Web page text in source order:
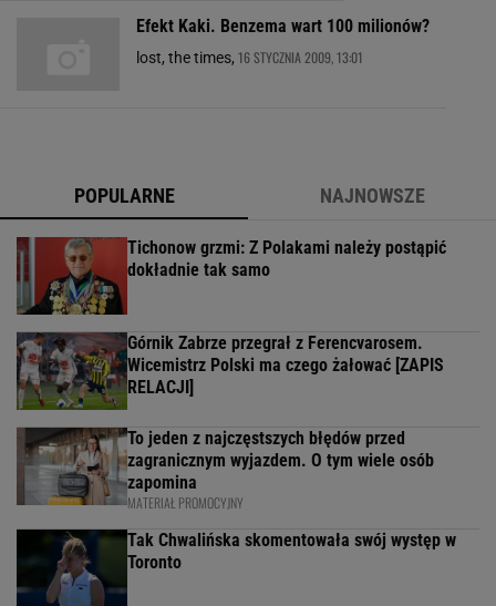
Efekt Kaki. Benzema wart 100 milionów?
lost, the times, 16 STYCZNIA 2009, 13:01
POPULARNE NAJNOWSZE
Tichonow grzmi: Z Polakami należy postąpić
dokładnie tak samo
Górnik Zabrze przegrał z Ferencvarosem.
Wicemistrz Polski ma czego żałować [ZAPIS
RELACJI]
To jeden z najczęstszych błędów przed
zagranicznym wyjazdem. O tym wiele osób
zapomina
MATERIAŁ PROMOCYJNY
Tak Chwalińska skomentowała swój występ w
Toronto